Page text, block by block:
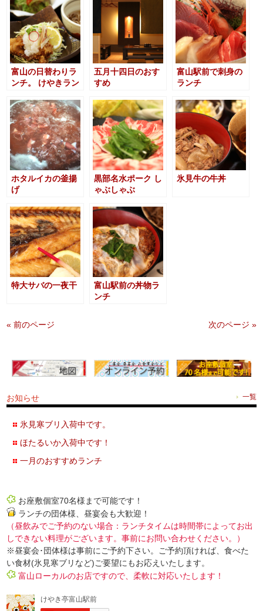
富山の日替わりラ
ンチ。 けやきラン
五月十四日のおす
すめ
富山駅前で刺身の
ランチ
ホタルイカの釜揚
げ
黒部名水ポーク し
ゃぶしゃぶ
氷見牛の牛丼
特大サバの一夜干
富山駅前の丼物ラ
ンチ
« 前のページ 次のページ »
お知らせ 一覧
氷見寒ブリ入荷中です。
ほたるいか入荷中です！
一月のおすすめランチ
お座敷個室70名様まで可能です！
ランチの団体様、昼宴会も大歓迎！
（昼飲みでご予約のない場合：ランチタイムは時間帯によってお出
しできない料理がございます。事前にお問い合わせください。）
※昼宴会･団体様は事前にご予約下さい。ご予約頂ければ、食べた
い食材(氷見寒ブリなど)ご要望にもお応えいたします。
富山ローカルのお店ですので、柔軟に対応いたします！